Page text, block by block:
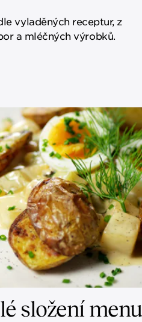
vyladěných receptur, z
a mléčných výrobků.
složení menu